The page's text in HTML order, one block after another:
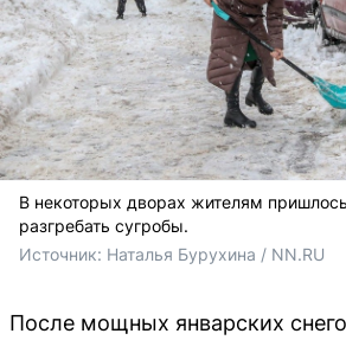
В некоторых дворах жителям
разгребать сугробы.
Источник: Наталья Бурухина / NN.RU
После мощных январских